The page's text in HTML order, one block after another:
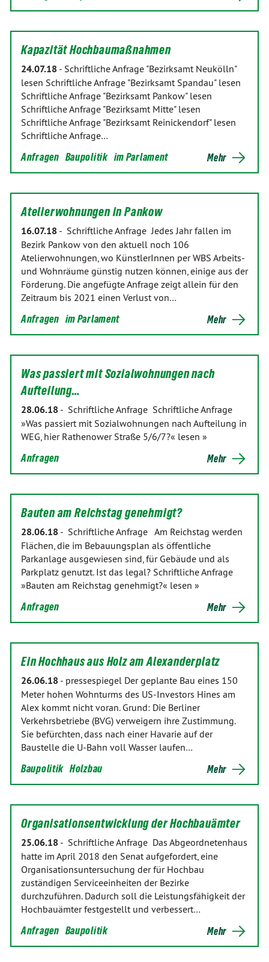
Kapazität Hochbaumaßnahmen
24.07.18 - Schriftliche Anfrage "Bezirksamt Neukölln"
lesen Schriftliche Anfrage "Bezirksamt Spandau" lesen
Schriftliche Anfrage "Bezirksamt Pankow" lesen
Schriftliche Anfrage "Bezirksamt Mitte" lesen
Schriftliche Anfrage "Bezirksamt Reinickendorf" lesen
Schriftliche Anfrage…
Anfragen Baupolitik im Parlament Mehr
Atelierwohnungen in Pankow
16.07.18 - Schriftliche Anfrage Jedes Jahr fallen im
Bezirk Pankow von den aktuell noch 106
Atelierwohnungen, wo KünstlerInnen per WBS Arbeits-
und Wohnräume günstig nutzen können, einige aus der
Förderung. Die angefügte Anfrage zeigt allein für den
Zeitraum bis 2021 einen Verlust von…
Anfragen im Parlament Mehr
Was passiert mit Sozialwohnungen nach
Aufteilung…
28.06.18 - Schriftliche Anfrage Schriftliche Anfrage
»Was passiert mit Sozialwohnungen nach Aufteilung in
WEG, hier Rathenower Straße 5/6/7?« lesen »
Anfragen Mehr
Bauten am Reichstag genehmigt?
28.06.18 - Schriftliche Anfrage Am Reichstag werden
Flächen, die im Bebauungsplan als öffentliche
Parkanlage ausgewiesen sind, für Gebäude und als
Parkplatz genutzt. Ist das legal? Schriftliche Anfrage
»Bauten am Reichstag genehmigt?« lesen »
Anfragen Mehr
Ein Hochhaus aus Holz am Alexanderplatz
26.06.18 - pressespiegel Der geplante Bau eines 150
Meter hohen Wohnturms des US-Investors Hines am
Alex kommt nicht voran. Grund: Die Berliner
Verkehrsbetriebe (BVG) verweigern ihre Zustimmung.
Sie befürchten, dass nach einer Havarie auf der
Baustelle die U-Bahn voll Wasser laufen…
Baupolitik Holzbau Mehr
Organisationsentwicklung der Hochbauämter
25.06.18 - Schriftliche Anfrage Das Abgeordnetenhaus
hatte im April 2018 den Senat aufgefordert, eine
Organisationsuntersuchung der für Hochbau
zuständigen Serviceeinheiten der Bezirke
durchzuführen. Dadurch soll die Leistungsfähigkeit der
Hochbauämter festgestellt und verbessert…
Anfragen Baupolitik Mehr